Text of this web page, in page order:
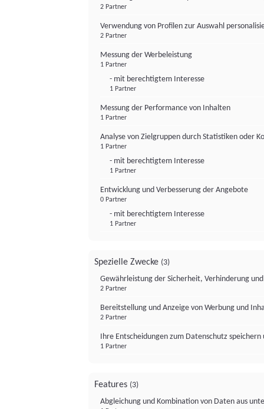
2 Partner
Verwendung von Profilen zur Auswahl
2 Partner
Messung der Werbeleistung
1 Partner
- mit berechtigtem Interesse
1 Partner
Messung der Performance von Inhalten
1 Partner
Analyse von Zielgruppen durch Statistiken oder
1 Partner
- mit berechtigtem Interesse
1 Partner
Entwicklung und Verbesserung der Angebote
0 Partner
- mit berechtigtem Interesse
1 Partner
Spezielle Zwecke (3)
Gewährleistung der Sicherheit, Verhinderung
2 Partner
Bereitstellung und Anzeige von Werbung und
2 Partner
Ihre Entscheidungen zum Datenschutz
1 Partner
Features (3)
Abgleichung und Kombination von Daten aus